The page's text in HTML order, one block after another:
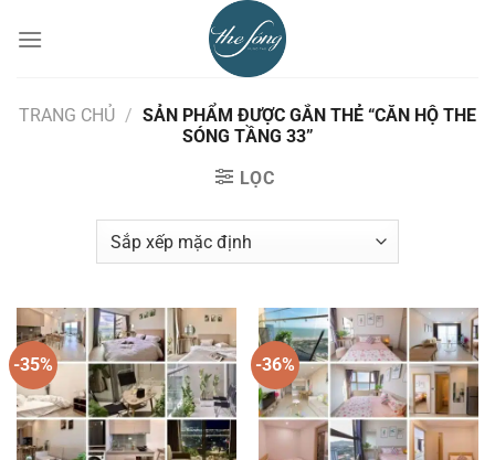
đến
TRANG CHỦ / SẢN PHẨM ĐƯỢC GẮN THẺ “CĂN HỘ THE
SÓNG TẦNG 33”
LỌC
-35% -36%